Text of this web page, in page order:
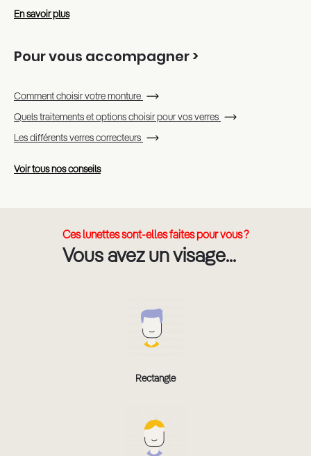
En savoir plus
Pour vous accompagner >
Comment choisir votre monture
Quels traitements et options choisir pour vos verres
Les différents verres correcteurs
Voir tous nos conseils
Ces lunettes sont-elles faites pour vous ?
Vous avez un visage...
Rectangle